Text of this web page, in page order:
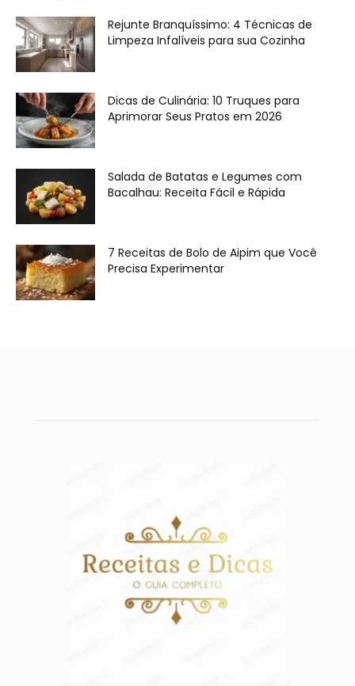
Rejunte Branquíssimo: 4 Técnicas de
Limpeza Infalíveis para sua Cozinha
Dicas de Culinária: 10 Truques para
Aprimorar Seus Pratos em 2026
Salada de Batatas e Legumes com
Bacalhau: Receita Fácil e Rápida
7 Receitas de Bolo de Aipim que Você
Precisa Experimentar